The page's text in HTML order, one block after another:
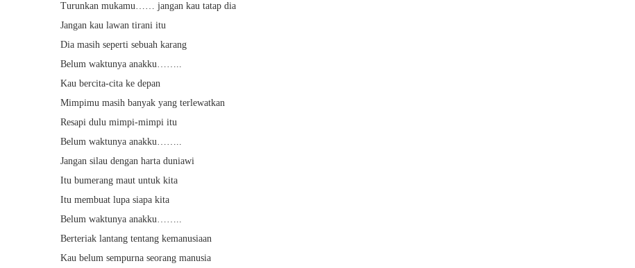
Turunkan mukamu…… jangan kau tatap dia
Jangan kau lawan tirani itu
Dia masih seperti sebuah karang
Belum waktunya anakku……..
Kau bercita-cita ke depan
Mimpimu masih banyak yang terlewatkan
Resapi dulu mimpi-mimpi itu
Belum waktunya anakku……..
Jangan silau dengan harta duniawi
Itu bumerang maut untuk kita
Itu membuat lupa siapa kita
Belum waktunya anakku……..
Berteriak lantang tentang kemanusiaan
Kau belum sempurna seorang manusia